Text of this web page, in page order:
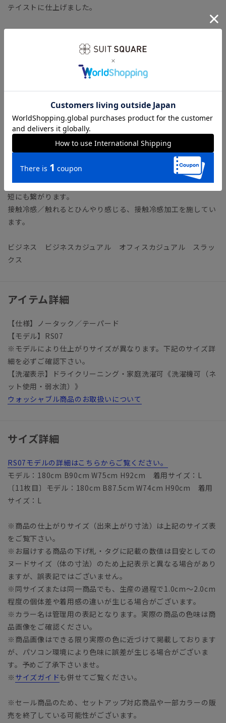
テイストに仕上げました。
【生地】
一見ウールのような見た目のポリエステル素材。通気性の良い
平織で涼しく、ポリエステル由来のマルチな機能性で蒸し暑い
夏を快適に過ごせるファブリックです。
ノンアイロン／アイロン掛け不要で、パンツのクリースライン
（折り目）を保持します。
ウォッシャブル／汚れてもご家庭で簡単にお洗濯が可能です。
ストレッチ／優れた伸縮性により快適な着心地を叶えます。
防シワ／着用中シワになりにくく、洗濯後に残りがちなシワも
防ぎます。
速乾／汗をかいてもさらりとした着心地が持続、お手入れの時
短にも繋がります。
接触冷感／触れるとひんやり感じる、接触冷感加工を施してい
ます。
ビジネス ビジネスカジュアル オフィスカジュアル スラッ
クス
アイテム詳細
【仕様】ノータック／テーパード
【モデル】RS07
※モデルにより仕上がりサイズが異なります。下記のサイズ詳
細を必ずご確認下さい。
【洗濯表示】ドライクリーニング・家庭洗濯可《洗濯機可（ネ
ット使用・弱水流）》
ウォッシャブル商品のお取扱いについて
サイズ詳細
RS07モデルの詳細はこちらからご覧ください。
モデル：180cm B90cm W75cm H92cm 着用サイズ：L
〔11枚目〕モデル：180cm B87.5cm W74cm H90cm 着用
サイズ：L
※商品の仕上がりサイズ（出来上がり寸法）は上記のサイズ表
をご覧下さい。
※お届けする商品の下げ札・タグに記載の数値は目安としての
ヌードサイズ（体の寸法）のため上記表示と異なる場合があり
ますが、誤表記ではございません。
※同サイズまたは同一商品でも、生産の過程で1.0cm～2.0cm
程度の個体差や着用感の違いが生じる場合がございます。
※カラー名は管理用の表記となります。実際の商品の色味は商
品画像をご確認ください。
※商品画像はできる限り実際の色に近づけて掲載しております
が、パソコン環境により色味に誤差が生じる場合がございま
す。予めご了承下さいませ。
※ サイズガイドも併せてご覧ください。
※セール商品のため、セットアップ対応商品や一部カラーの販
売を終了している可能性がございます。